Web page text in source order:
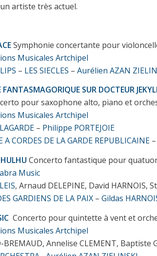
artiste très actuel.
Symphonie concertante pour
Musicales Artchipel
– LES SIECLES –Aurélien AZAN
FANTASMAGORIQUE SUR DOCTEUR
pour saxophone alto, piano et
Musicales Artchipel
– Philippe PORTEJOIE
A CORDES DE LA GARDE REPUBLICAINE
Concerto fantastique pour
Music
, Arnaud DELEPINE, David HARNOIS,
GARDIENS DE LA PAIX –Gildas
Concerto pour quintette à vent et
Musicales Artchipel
BREMAUD, Annelise CLEMENT, Baptiste